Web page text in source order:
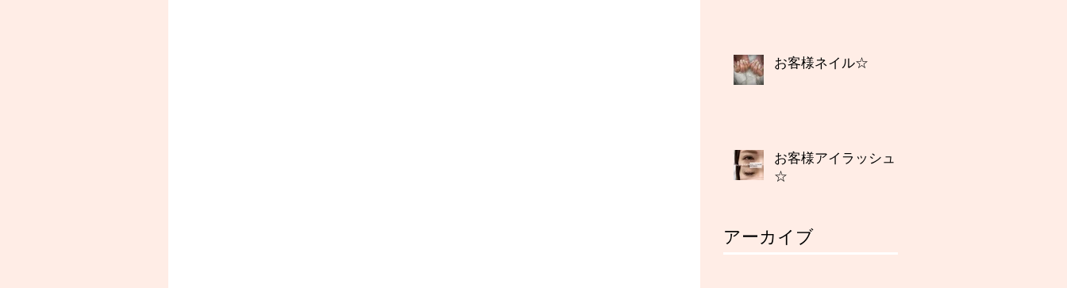
お客様ネイル☆
お客様アイラッシュ
☆
アーカイブ